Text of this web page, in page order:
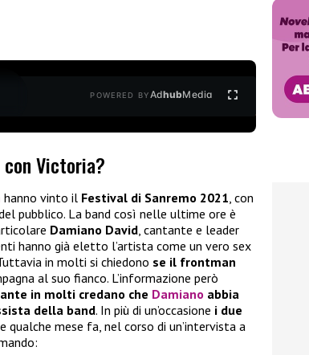
POWERED BYAdhubMedia
con Victoria?
hanno vinto il Festival di Sanremo 2021, con
pubblico. La band così nelle ultime ore è
Damiano David, cantante e leader
hanno già eletto l’artista come un vero sex
in molti si chiedono se il frontman
al suo fianco. L’informazione però
in molti credano che Damiano abbia
della band. In più di un’occasione i due
qualche mese fa, nel corso di un’intervista a